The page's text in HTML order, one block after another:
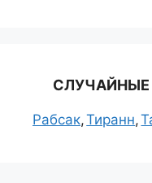
СЛУЧАЙНЫЕ
Рабсак Тиранн